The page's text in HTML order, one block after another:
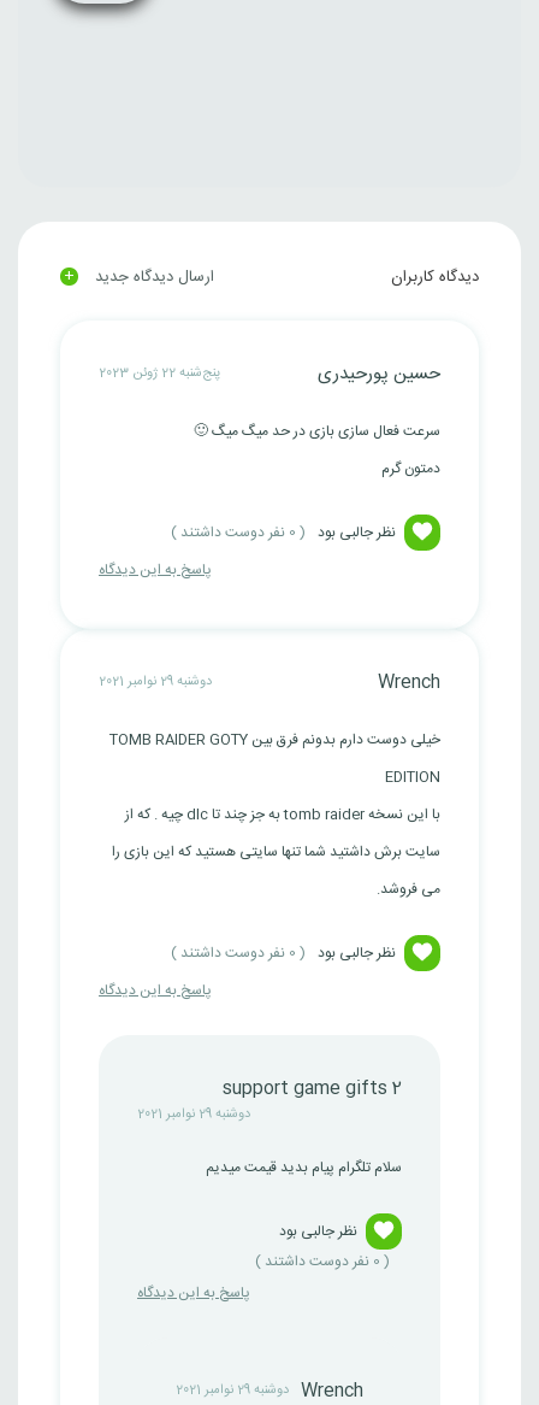
دیدگاه کاربران ارسال دیدگاه جدید +
حسین پورحیدری پنج‌شنبه 22 ژوئن 2023
سرعت فعال سازی بازی در حد میگ میگ 🙂
دمتون گرم
نظر جالبی بود (
0 نفر دوست داشتند )
پاسخ به این دیدگاه
Wrench دوشنبه 29 نوامبر 2021
خیلی دوست دارم بدونم فرق بین TOMB RAIDER GOTY
EDITION
با این نسخه tomb raider به جز چند تا dlc چیه . که از
سایت برش داشتید شما تنها سایتی هستید که این بازی را
می فروشد.
نظر جالبی بود (
0 نفر دوست داشتند )
پاسخ به این دیدگاه
support game gifts 2
دوشنبه 29 نوامبر 2021
سلام تلگرام پیام بدید قیمت میدیم
نظر جالبی بود
(
0 نفر دوست داشتند )
پاسخ به این دیدگاه
Wrench دوشنبه 29 نوامبر 2021